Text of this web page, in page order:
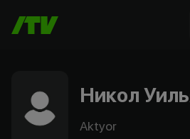
Никол
Aktyor